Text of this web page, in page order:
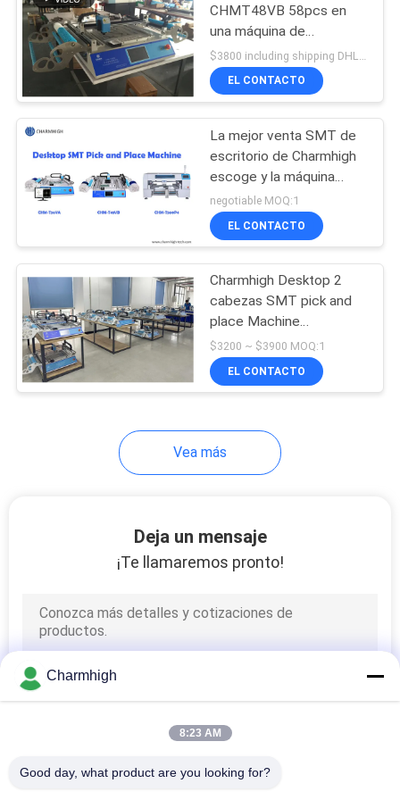
CHMT48VB 58pcs en
una máquina de
escritorio de SMT de la
máquina de la selección y
del lugar de la máquina
EL CONTACTO
La mejor venta SMT de
escritorio de Charmhigh
escoge y la máquina
CHMT36VA CHMT48VB
CHMT560P4 del lugar
negotiable MOQ:1
EL CONTACTO
Charmhigh Desktop 2
cabezas SMT pick and
place Machine
Producción en lotes
pequeños Prototipado
Investigación Enseñanza
$3200 ~ $3900 MOQ:1
EL CONTACTO
Vea más
Deja un mensaje
¡Te llamaremos pronto!
Charmhigh
8:23 AM
Good day, what product are you looking for?